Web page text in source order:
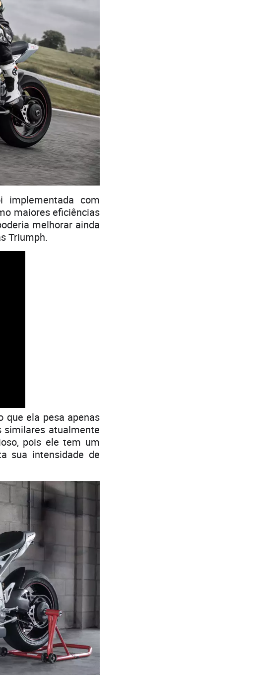
implementada com
maiores eficiências
melhorar ainda
Triumph.
que ela pesa apenas
similares atualmente
pois ele tem um
sua intensidade de